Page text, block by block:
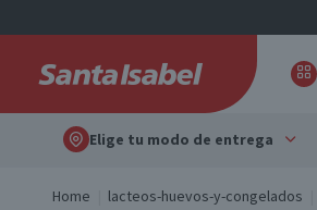
Elige tu modo de entrega
Home lacteos-huevos-y-congelados